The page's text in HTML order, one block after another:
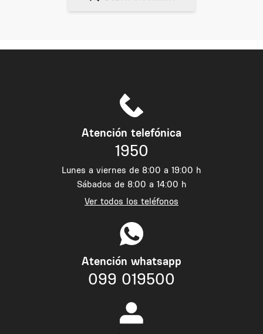
Atención telefónica
1950
Lunes a viernes de 8:00 a 19:00 h
Sábados de 8:00 a 14:00 h
Ver todos los teléfonos
Atención whatsapp
099 019500